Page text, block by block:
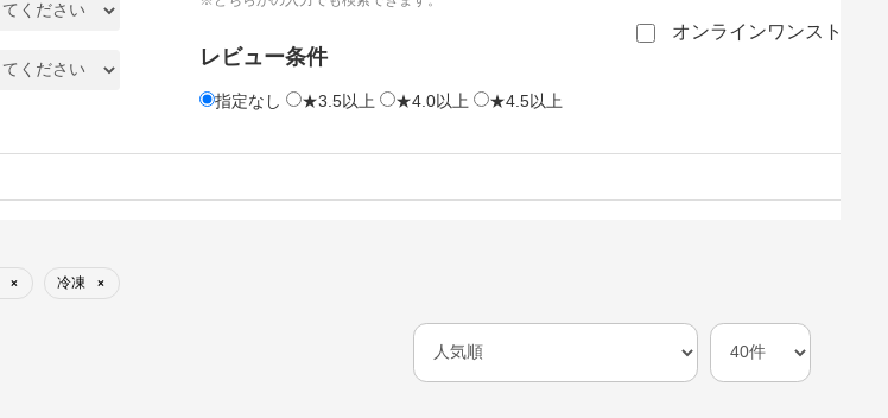
レビュー条件
指定なし ★3.5以上 ★4.0以上 ★4.5以上
オンラインワンストップ
× 冷凍 ×